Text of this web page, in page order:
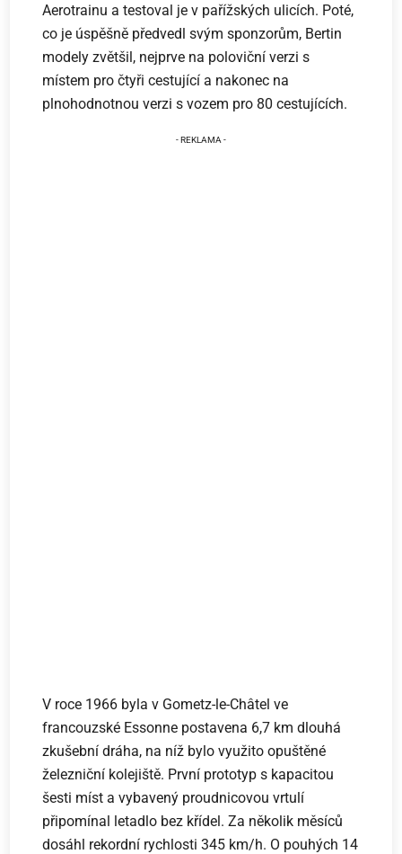
Aerotrainu a testoval je v pařížských ulicích. Poté,
co je úspěšně předvedl svým sponzorům, Bertin
modely zvětšil, nejprve na poloviční verzi s
místem pro čtyři cestující a nakonec na
plnohodnotnou verzi s vozem pro 80 cestujících.
V roce 1966 byla v Gometz-le-Châtel ve
francouzské Essonne postavena 6,7 km dlouhá
zkušební dráha, na níž bylo využito opuštěné
železniční kolejiště. První prototyp s kapacitou
šesti míst a vybavený proudnicovou vrtulí
připomínal letadlo bez křídel. Za několik měsíců
dosáhl rekordní rychlosti 345 km/h. O pouhých 14